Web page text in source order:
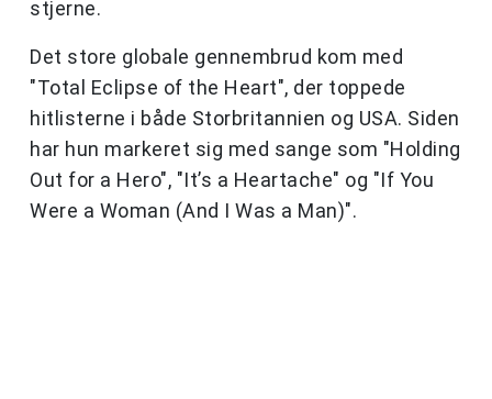
stjerne.
Det store globale gennembrud kom med
"Total Eclipse of the Heart", der toppede
hitlisterne i både Storbritannien og USA. Siden
har hun markeret sig med sange som "Holding
Out for a Hero", "It’s a Heartache" og "If You
Were a Woman (And I Was a Man)".